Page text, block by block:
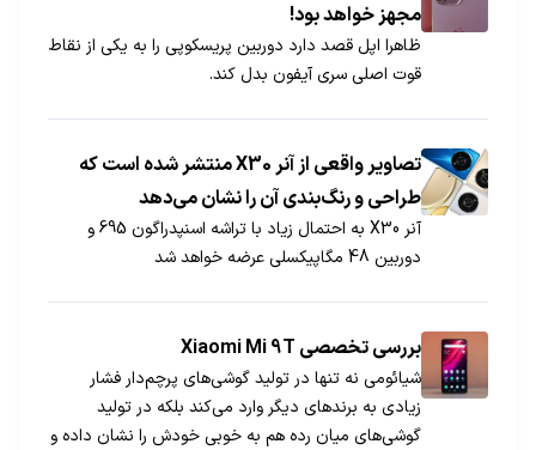
مجهز خواهد بود!
ظاهرا اپل قصد دارد دوربین پریسکوپی را به یکی از نقاط
قوت اصلی سری آیفون بدل کند.
تصاویر واقعی از آنر X30 منتشر شده است که
طراحی و رنگ‌بندی آن را نشان می‌دهد
آنر X30 به احتمال زیاد با تراشه اسنپدراگون 695 و
دوربین 48 مگاپیکسلی عرضه خواهد شد
بررسی تخصصی Xiaomi Mi 9T
شیائومی نه تنها در تولید گوشی‌های پرچم‌دار فشار
زیادی به برندهای دیگر وارد می‌کند بلکه در تولید
گوشی‌های میان رده هم به خوبی خودش را نشان داده و